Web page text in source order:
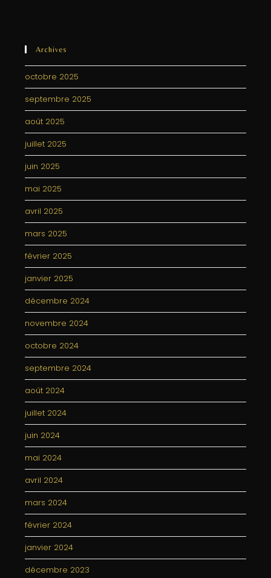
Archives
octobre 2025
septembre 2025
août 2025
juillet 2025
juin 2025
mai 2025
avril 2025
mars 2025
février 2025
janvier 2025
décembre 2024
novembre 2024
octobre 2024
septembre 2024
août 2024
juillet 2024
juin 2024
mai 2024
avril 2024
mars 2024
février 2024
janvier 2024
décembre 2023